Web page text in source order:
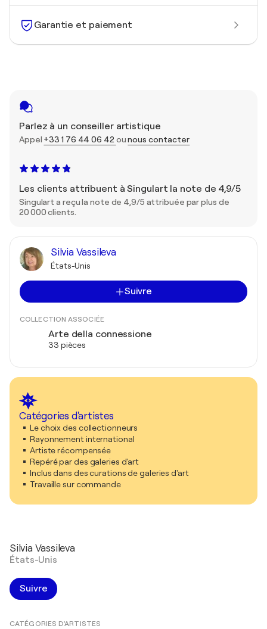
Garantie et paiement
Parlez à un conseiller artistique
Appel +33 1 76 44 06 42 ounous contacter
Les clients attribuent à Singulart la note de 4,9/5
Singulart a reçu la note de 4,9/5 attribuée par plus de
20 000 clients.
Silvia Vassileva
États-Unis
Suivre
COLLECTION ASSOCIÉE
Arte della connessione
33 pièces
Catégories d'artistes
Le choix des collectionneurs
Rayonnement international
Artiste récompensée
Repéré par des galeries d'art
Inclus dans des curations de galeries d'art
Travaille sur commande
Silvia Vassileva
États-Unis
Suivre
CATÉGORIES D'ARTISTES